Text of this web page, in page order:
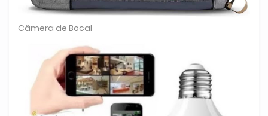
Câmera de Bocal